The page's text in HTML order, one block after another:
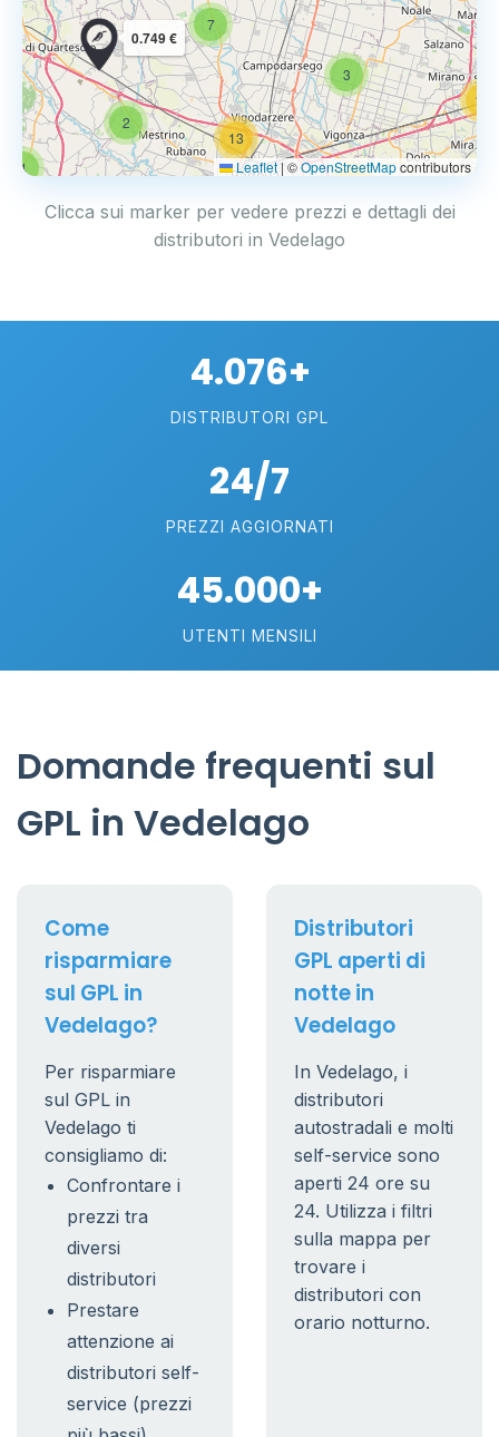
14
4
2
3
7
13
0.749 €
Leaflet | ©OpenStreetMapcontributors
Clicca sui marker per vedere prezzi e dettagli dei
distributori in Vedelago
4.076+
DISTRIBUTORI GPL
24/7
PREZZI AGGIORNATI
45.000+
UTENTI MENSILI
Domande frequenti sul
GPL in Vedelago
Come
risparmiare
sul GPL in
Vedelago?
Per risparmiare
sul GPL in
Vedelago ti
consigliamo di:
Confrontare i
prezzi tra
diversi
distributori
Prestare
attenzione ai
distributori self-
service (prezzi
Distributori
GPL aperti di
notte in
Vedelago
In Vedelago, i
distributori
autostradali e molti
self-service sono
aperti 24 ore su
24. Utilizza i filtri
sulla mappa per
trovare i
distributori con
orario notturno.